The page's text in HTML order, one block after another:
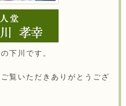
下川です。
覧いただきありがとうござ